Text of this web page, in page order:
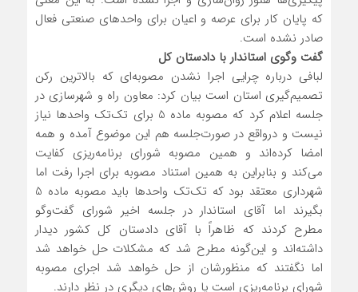
که پایان کار برای عرصه و اعیان برای واحدهای صنعتی فعال
صادر نشده است.
گفت وگوی استاندار با دادستان کل
لبافی درباره چرایی اجرا نشدن مصوبه‌ای که بالاترین رکن
تصمیم‌گیری استان است بیان کرد: معاون راه و شهرسازی در
جلسه اعلام کرد که مصوبه ماده 5 برای تک‌تک واحدها نیاز
نیست و درواقع در صورت‌جلسه هم این موضوع آمده و همه
امضا کرده‌اند و همین مصوبه شورای برنامه‌ریزی کفایت
می‌کند و بنابراین به همین استناد مصوبه برای اجرا رفت اما
شهرداری معتقد بود که تک‌تک واحدها باید مصوبه ماده 5
بگیرند اما آقای استاندار در جلسه اخیر شورای گفت‌وگو
مطرح کردند که ظاهراً با آقای دادستان کل کشور دیدار
داشته‌اند و این‌گونه مطرح شد که مشکلات حل خواهد شد
اما نگفتند که منظورشان از حل خواهد شد اجرای مصوبه
شورای برنامه‌ریزی است یا روش‌های دیگری در نظر دارند.